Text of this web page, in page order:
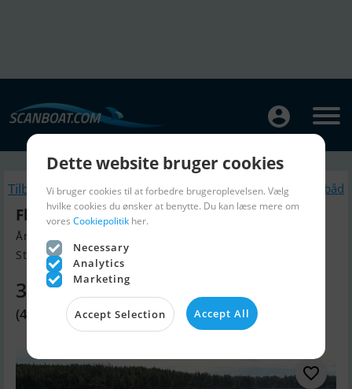
Tilbage Lignende Motorbåd
Flipper 640 DC
Årgang 2015, Motorbåd til salg
Stockholm, Sverige
331.380 DKK
(479.000 SEK)
Dette website bruger cookies
Vi bruger cookies til at forbedre brugeroplevelsen. Vælg
hvilke cookies du ønsker at benytte. Du kan læse mere om
vores Cookiepolitik her.
Necessary
Analytics
Marketing
Accept Selection Accept All